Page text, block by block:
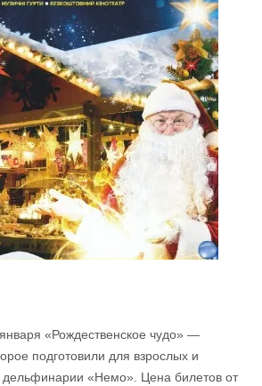
«Рождественское чудо» —
подготовили для взрослых и
дельфинарии «Немо». Цена билетов от